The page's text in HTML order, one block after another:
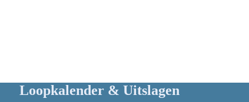
Loopkalender & Uitslagen